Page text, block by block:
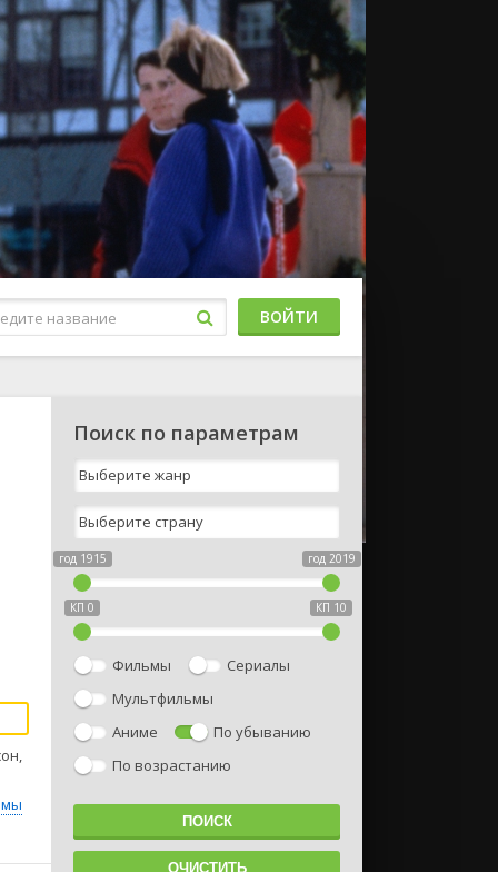
ВОЙТИ
Поиск по параметрам
год 1915 год 2019
КП 0 КП 10
Фильмы
Сериалы
Мультфильмы
Аниме
По убыванию
По возрастанию